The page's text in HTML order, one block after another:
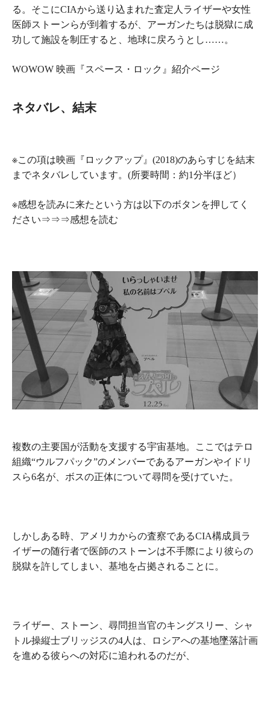
る。そこにCIAから送り込まれた査定人ライザーや女性
医師ストーンらが到着するが、アーガンたちは脱獄に成
功して施設を制圧すると、地球に戻ろうとし……。
WOWOW 映画『スペース・ロック』紹介ページ
ネタバレ、結末
※この項は映画 『 ロックアップ』(2018)のあらすじを結末
までネタバレ しています。(所要時間：約1分半ほど）
※感想を読みに来たという方は以下のボタンを押してく
ださい⇒⇒⇒感想を読む
複数の主要国が活動を支援する宇宙基地。ここではテロ
組織“ウルフパック”のメンバーであるアーガンやイドリ
スら6名が、ボスの正体について尋問を受けていた。
しかしある時、アメリカからの査察であるCIA構成員ラ
イザーの随行者で医師のストーンは不手際により彼らの
脱獄を許してしまい、基地を占拠されることに。
ライザー、ストーン、尋問担当官のキングスリー、シャ
トル操縦士ブリッジスの4人は、ロシアへの基地墜落計画
を進める彼らへの対応に追われるのだが、